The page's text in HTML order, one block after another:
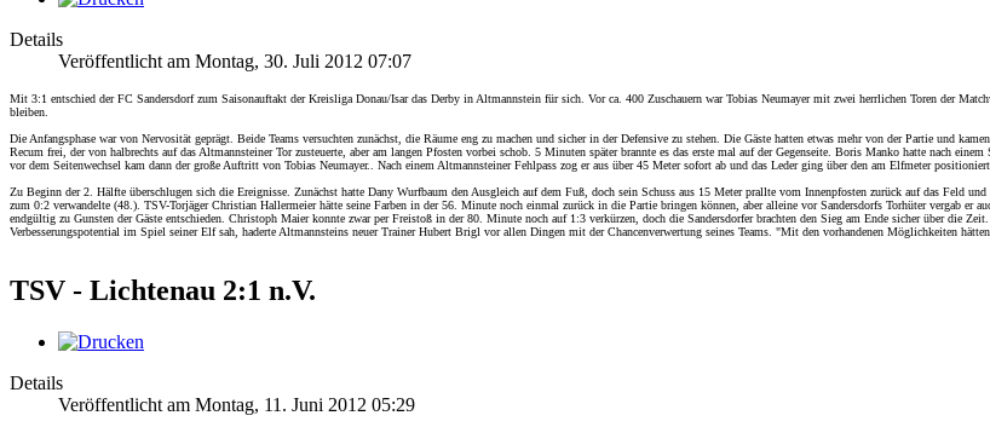
Details
Veröffentlicht am Montag, 30. Juli 2012 07:07
Mit 3:1 entschied der FC Sandersdorf zum Saisonauftakt der Kreisliga Donau/Isar das Derby in Altmannstein für sich. Vor ca. 400 Zuschauern war Tobias Neumayer mit zwei herrlichen Toren der
bleiben.
Die Anfangsphase war von Nervosität geprägt. Beide Teams versuchten zunächst, die Räume eng zu machen und sicher in der Defensive zu stehen. Die Gäste hatten etwas mehr von der Partie und
Recum frei, der von halbrechts auf das Altmannsteiner Tor zusteuerte, aber am langen Pfosten vorbei schob. 5 Minuten später brannte es das erste mal auf der Gegenseite. Boris Manko hatte nach
vor dem Seitenwechsel kam dann der große Auftritt von Tobias Neumayer.. Nach einem Altmannsteiner Fehlpass zog er aus über 45 Meter sofort ab und das Leder ging über den am Elfmeter
Zu Beginn der 2. Hälfte überschlugen sich die Ereignisse. Zunächst hatte Dany Wurfbaum den Ausgleich auf dem Fuß, doch sein Schuss aus 15 Meter prallte vom Innenpfosten zurück auf das Feld
zum 0:2 verwandelte (48.). TSV-Torjäger Christian Hallermeier hätte seine Farben in der 56. Minute noch einmal zurück in die Partie bringen können, aber alleine vor Sandersdorfs Torhüter vergab
endgültig zu Gunsten der Gäste entschieden. Christoph Maier konnte zwar per Freistoß in der 80. Minute noch auf 1:3 verkürzen, doch die Sandersdorfer brachten den Sieg am Ende sicher über die
Verbesserungspotential im Spiel seiner Elf sah, haderte Altmannsteins neuer Trainer Hubert Brigl vor allen Dingen mit der Chancenverwertung seines Teams. "Mit den vorhandenen Möglichkeiten
TSV - Lichtenau 2:1 n.V.
Details
Veröffentlicht am Montag, 11. Juni 2012 05:29